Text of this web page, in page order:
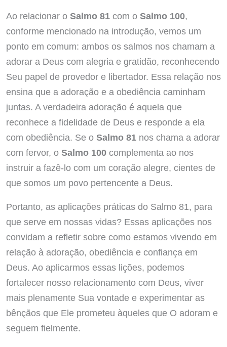
Ao relacionar o Salmo 81com o Salmo 100,
conforme mencionado na introdução, vemos um
ponto em comum: ambos os salmos nos chamam a
adorar a Deus com alegria e gratidão, reconhecendo
Seu papel de provedor e libertador. Essa relação nos
ensina que a adoração e a obediência caminham
juntas. A verdadeira adoração é aquela que
reconhece a fidelidade de Deus e responde a ela
com obediência. Se o Salmo 81nos chama a adorar
com fervor, o Salmo 100complementa ao nos
instruir a fazê-lo com um coração alegre, cientes de
que somos um povo pertencente a Deus.
Portanto, as aplicações práticas do Salmo 81, para
que serve em nossas vidas? Essas aplicações nos
convidam a refletir sobre como estamos vivendo em
relação à adoração, obediência e confiança em
Deus. Ao aplicarmos essas lições, podemos
fortalecer nosso relacionamento com Deus, viver
mais plenamente Sua vontade e experimentar as
bênçãos que Ele prometeu àqueles que O adoram e
seguem fielmente.